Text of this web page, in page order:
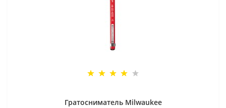
Гратосниматель Milwaukee